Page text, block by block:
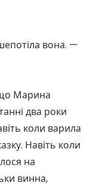
вона. —
Марина
два роки
коли варила
Навіть коли
на
винна,